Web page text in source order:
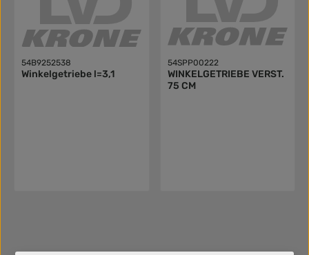
54B9252538
Winkelgetriebe l=3,1
54SPP00222
WINKELGETRIEBE VERST.
75 CM